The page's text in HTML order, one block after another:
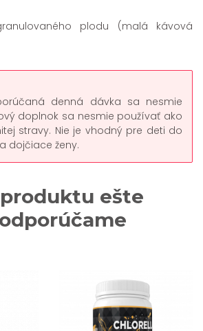
plodu (malá kávová
denná dávka sa nesmie
doplnok sa nesmie používať ako
stravy. Nie je vhodný pre deti do
dojčiace ženy.
ešte
odporúčame